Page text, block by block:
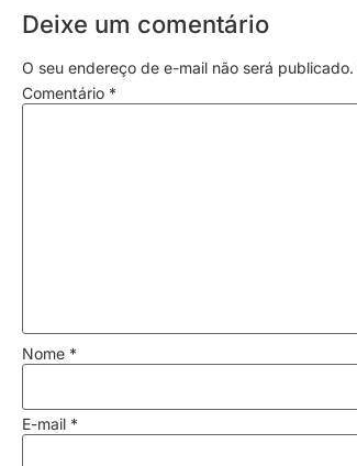
Deixe um comentário
O seu endereço de e-mail não será publicado.
Comentário *
Nome *
E-mail *